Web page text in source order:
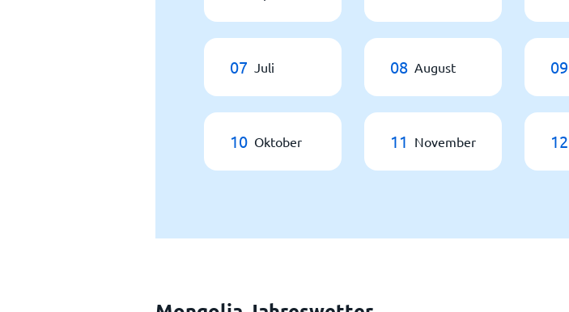
07 Juli 08 August 09
10 Oktober 11 November 12